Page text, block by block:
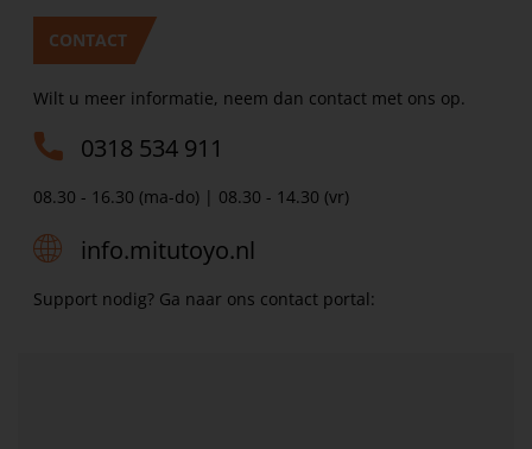
CONTACT
Wilt u meer informatie, neem dan contact met ons op.
0318 534 911
08.30 - 16.30 (ma-do) | 08.30 - 14.30 (vr)
info.mitutoyo.nl
Support nodig? Ga naar ons contact portal: